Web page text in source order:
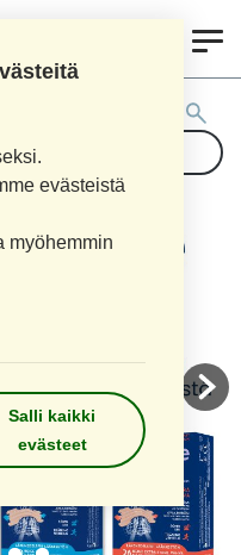
evästeistä
myöhemmin
Salli kaikki
evästeet